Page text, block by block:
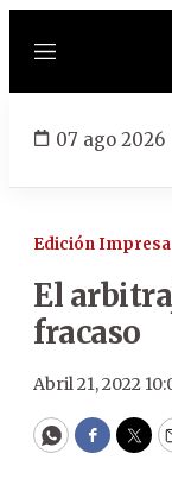
Menú
07 ago 2026
Edición Impresa
El
fracaso
Abril 21, 2022
WhatsApp